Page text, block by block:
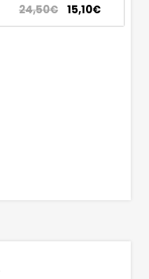
24,50€ 15,10€